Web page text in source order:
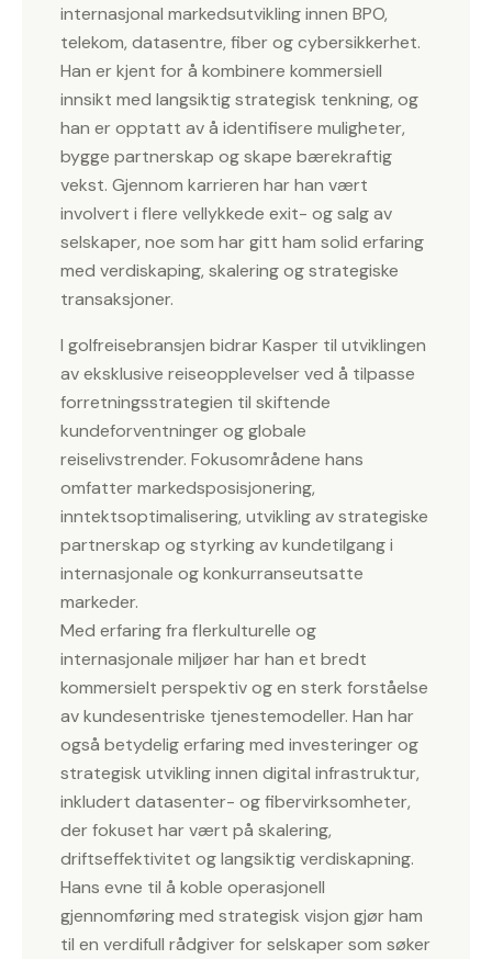
internasjonal markedsutvikling innen BPO,
telekom, datasentre, fiber og cybersikkerhet.
Han er kjent for å kombinere kommersiell
innsikt med langsiktig strategisk tenkning, og
han er opptatt av å identifisere muligheter,
bygge partnerskap og skape bærekraftig
vekst. Gjennom karrieren har han vært
involvert i flere vellykkede exit- og salg av
selskaper, noe som har gitt ham solid erfaring
med verdiskaping, skalering og strategiske
transaksjoner.
I golfreisebransjen bidrar Kasper til utviklingen
av eksklusive reiseopplevelser ved å tilpasse
forretningsstrategien til skiftende
kundeforventninger og globale
reiselivstrender. Fokusområdene hans
omfatter markedsposisjonering,
inntektsoptimalisering, utvikling av strategiske
partnerskap og styrking av kundetilgang i
internasjonale og konkurranseutsatte
markeder.
Med erfaring fra flerkulturelle og
internasjonale miljøer har han et bredt
kommersielt perspektiv og en sterk forståelse
av kundesentriske tjenestemodeller. Han har
også betydelig erfaring med investeringer og
strategisk utvikling innen digital infrastruktur,
inkludert datasenter- og fibervirksomheter,
der fokuset har vært på skalering,
driftseffektivitet og langsiktig verdiskapning.
Hans evne til å koble operasjonell
gjennomføring med strategisk visjon gjør ham
til en verdifull rådgiver for selskaper som søker